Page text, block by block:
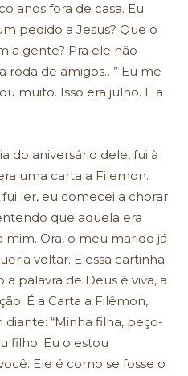
anos fora de casa. Eu
pedido a Jesus? Que o
a gente? Pra ele não
roda de amigos…” Eu me
muito. Isso era julho. E a
do aniversário dele, fui à
uma carta a Filemon.
ler, eu comecei a chorar
que aquela era
Ora, o meu marido já
voltar. E essa cartinha
palavra de Deus é viva, a
É a Carta a Filêmon,
diante: “Minha filha, peço-
filho. Eu o estou
Ele é como se fosse o